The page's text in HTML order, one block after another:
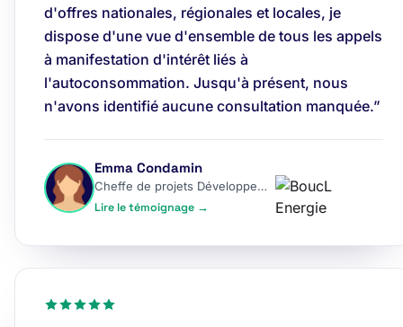
d'offres nationales, régionales et locales, je
dispose d'une vue d'ensemble de tous les appels
à manifestation d'intérêt liés à
l'autoconsommation. Jusqu'à présent, nous
n'avons identifié aucune consultation manquée.”
Emma Condamin
Cheffe de projets Développement
Lire le témoignage →